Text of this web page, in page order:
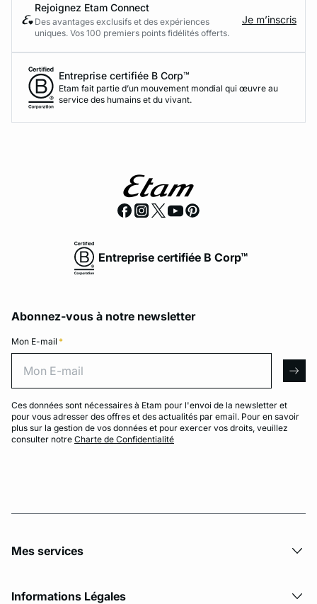
Rejoignez Etam Connect
Des avantages exclusifs et des expériences
uniques. Vos 100 premiers points fidélités offerts.
Je m’inscris
Entreprise certifiée B Corp™
Etam fait partie d’un mouvement mondial qui œuvre au
service des humains et du vivant.
Entreprise certifiée B Corp™
Abonnez-vous à notre newsletter
Mon E-mail *
Ces données sont nécessaires à Etam pour l'envoi de la newsletter et
pour vous adresser des offres et des actualités par email. Pour en savoir
plus sur la gestion de vos données et pour exercer vos droits, veuillez
consulter notre Charte de Confidentialité
Mes services
Informations Légales